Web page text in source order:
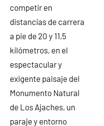
competir en
distancias de carrera
a pie de 20 y 11,5
kilómetros, en el
espectacular y
exigente paisaje del
Monumento Natural
de Los Ajaches, un
paraje y entorno